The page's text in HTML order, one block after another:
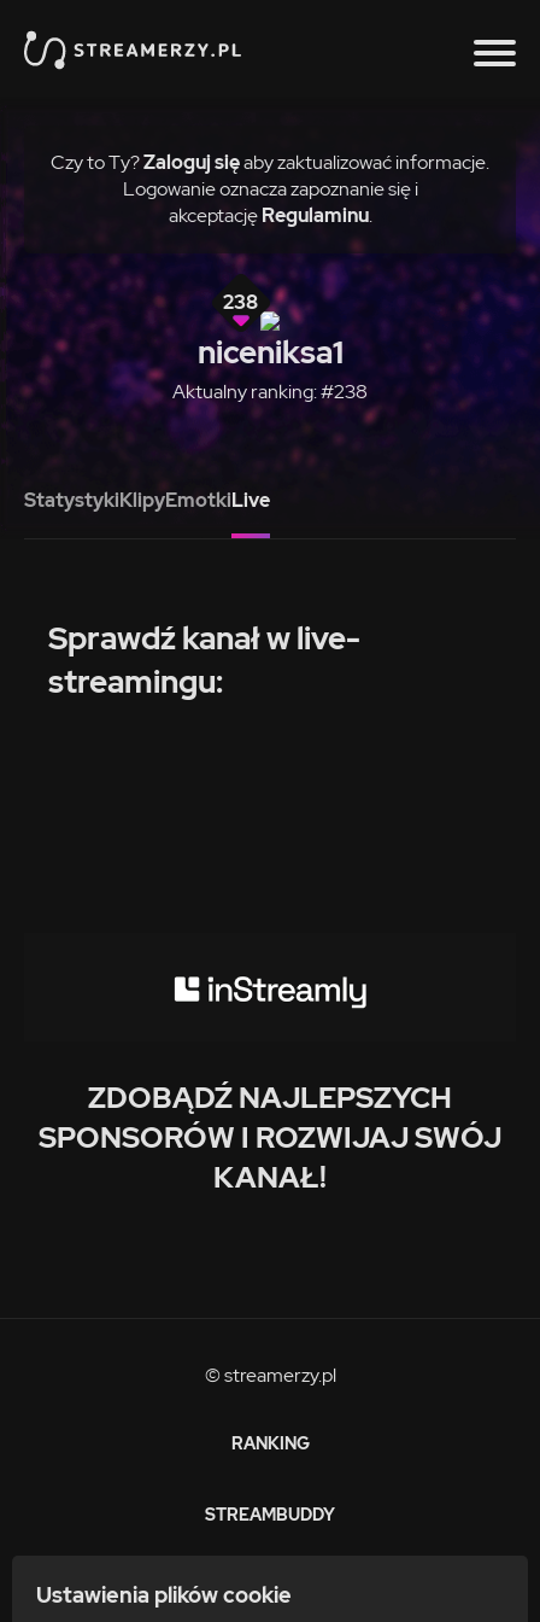
Czy to Ty?Zaloguj sięaby zaktualizować informacje.
Logowanie oznacza zapoznanie się i
akceptację Regulaminu.
238
niceniksa1
Aktualny ranking: #238
StatystykiKlipyEmotkiLive
Sprawdź kanał w live-
streamingu:
ZDOBĄDŹ NAJLEPSZYCH
SPONSORÓW I ROZWIJAJ SWÓJ
KANAŁ!
Ustawienia plików cookie
© streamerzy.pl
RANKING
STREAMBUDDY
ZARABIAJ